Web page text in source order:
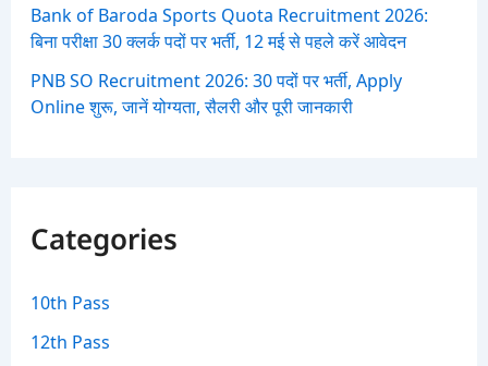
Bank of Baroda Sports Quota Recruitment 2026:
बिना परीक्षा 30 क्लर्क पदों पर भर्ती, 12 मई से पहले करें आवेदन
PNB SO Recruitment 2026: 30 पदों पर भर्ती, Apply
Online शुरू, जानें योग्यता, सैलरी और पूरी जानकारी
Categories
10th Pass
12th Pass